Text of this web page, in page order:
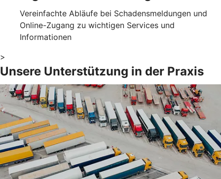
Vereinfachte Abläufe bei Schadensmeldungen und
Online-Zugang zu wichtigen Services und
Informationen
>
Unsere Unterstützung in der Praxis